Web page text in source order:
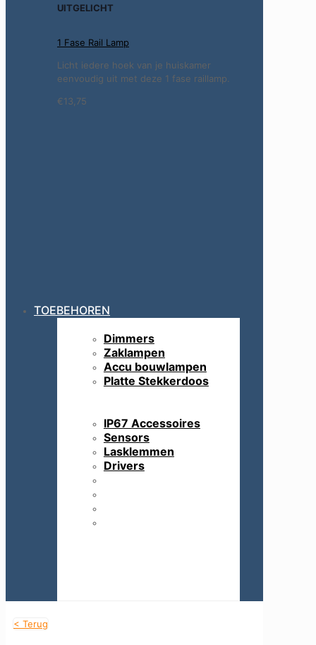
UITGELICHT
1 Fase Rail Lamp
Licht iedere hoek van je huiskamer
eenvoudig uit met deze 1 fase raillamp.
€13,75
TOEBEHOREN
Dimmers
Zaklampen
Accu bouwlampen
Platte Stekkerdoos
IP67 Accessoires
Sensors
Lasklemmen
Drivers
< Terug